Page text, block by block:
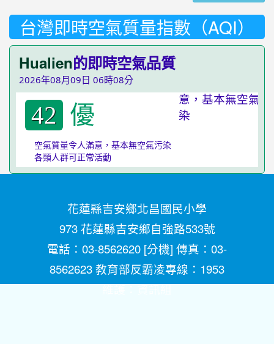
台灣即時空氣質量指數（AQI）
Hualien的即時空氣品質
2026年08月09日 06時08分
42 優
空氣質量令人滿意，基本無空氣污染
各類人群可正常活動
花蓮縣吉安鄉北昌國民小學
973 花蓮縣吉安鄉自強路533號
電話：03-8562620 [分機] 傳真：03-
8562623 教育部反霸凌專線：1953
維護：資訊組